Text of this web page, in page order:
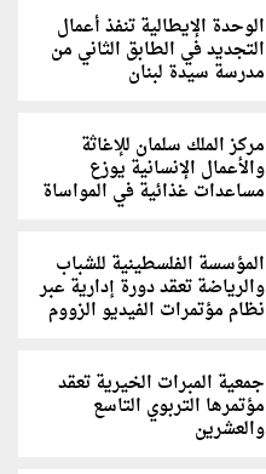
الوحدة الإيطالية تنفذ أعمال
التجديد في الطابق الثاني من
مدرسة سيدة لبنان
مركز الملك سلمان للإغاثة
والأعمال الإنسانية يوزع
مساعدات غذائية في المواساة
المؤسسة الفلسطينية للشباب
والرياضة تعقد دورة إدارية عبر
نظام مؤتمرات الفيديو الزووم
جمعية المبرات الخيرية تعقد
مؤتمرها التربوي التاسع
والعشرين